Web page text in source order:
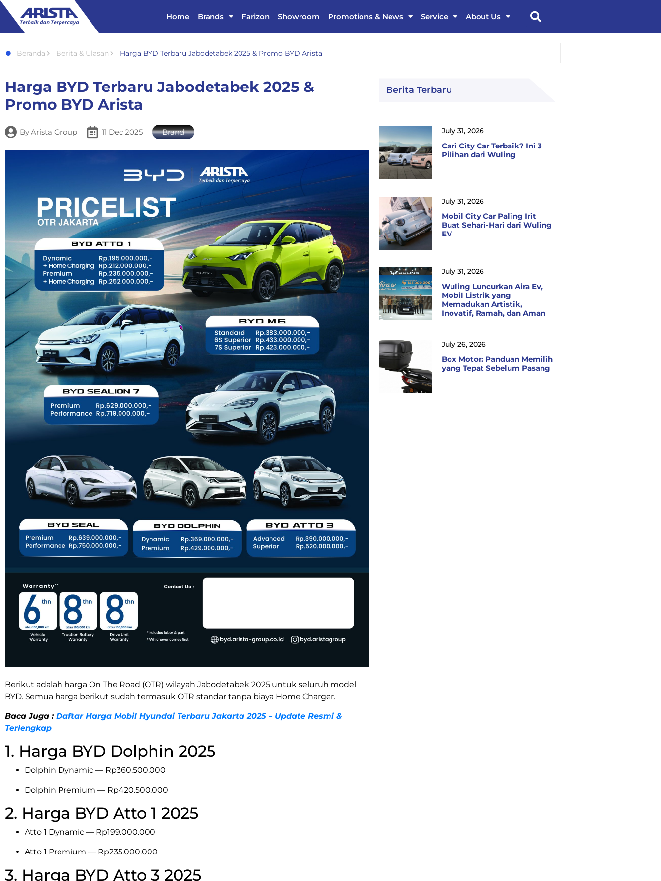
Home Brands Farizon Showroom Promotions & News Service About Us
Beranda Berita & Ulasan Harga BYD Terbaru Jabodetabek 2025 & Promo BYD Arista
Harga BYD Terbaru Jabodetabek 2025 &
Promo BYD Arista
By Arista Group 11 Dec 2025 Brand
Berikut adalah harga On The Road (OTR) wilayah Jabodetabek 2025 untuk seluruh model
BYD. Semua harga berikut sudah termasuk OTR standar tanpa biaya Home Charger.
Baca Juga : Daftar Harga Mobil Hyundai Terbaru Jakarta 2025 – Update Resmi &
Terlengkap
1. Harga BYD Dolphin 2025
Dolphin Dynamic — Rp360.500.000
Dolphin Premium — Rp420.500.000
2. Harga BYD Atto 1 2025
Atto 1 Dynamic — Rp199.000.000
Atto 1 Premium — Rp235.000.000
3. Harga BYD Atto 3 2025
Berita Terbaru
Cari City Car Terbaik? Ini 3
Pilihan dari Wuling
July 31, 2026
Mobil City Car Paling Irit
Buat Sehari-Hari dari Wuling
EV
July 31, 2026
Wuling Luncurkan Aira Ev,
Mobil Listrik yang
Memadukan Artistik,
Inovatif, Ramah, dan Aman
July 31, 2026
Box Motor: Panduan Memilih
yang Tepat Sebelum Pasang
July 26, 2026